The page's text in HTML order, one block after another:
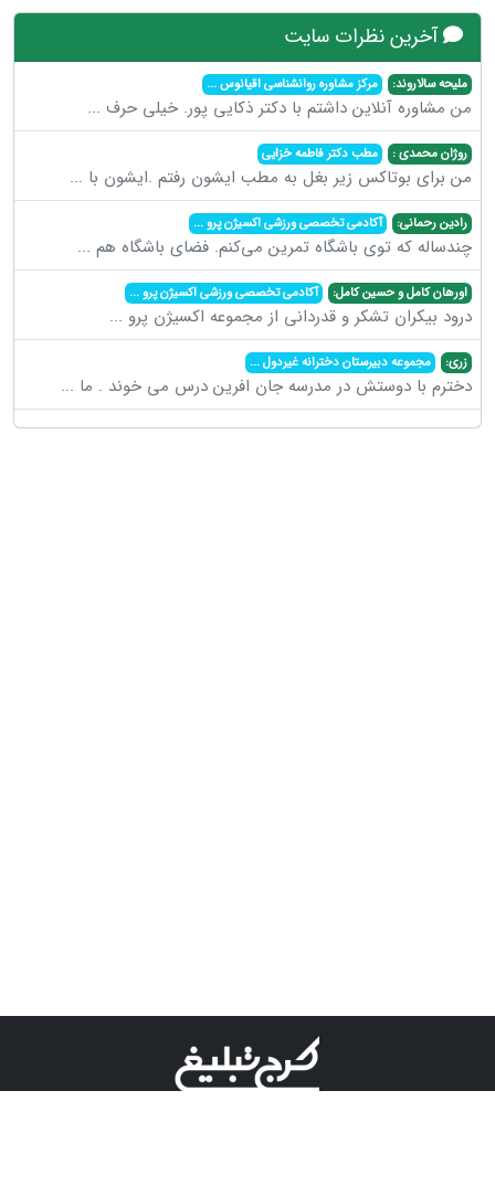
آخرین نظرات سایت
ملیحه سالاروند: مرکز مشاوره روانشناسی اقیانوس...
من مشاوره آنلاین داشتم با دکتر ذکایی پور. خیلی حرف ...
روژان محمدی : مطب دکتر فاطمه خزایی
من برای بوتاکس زیر بغل به مطب ایشون رفتم .ایشون با ...
رادین رحمانی: آکادمی تخصصی ورزشی اکسیژن پرو...
چندساله که توی باشگاه تمرین می‌کنم. فضای باشگاه هم ...
اورهان کامل و حسین کامل: آکادمی تخصصی ورزشی اکسیژن پرو...
درود بیکران تشکر و قدردانی از مجموعه اکسیژن پرو ...
زری: مجموعه دبیرستان دخترانه غیردول...
دخترم با دوستش در مدرسه جان افرین درس می خوند . ما ...